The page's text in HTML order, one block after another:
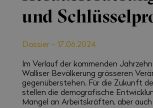
und
Dossier- 17.06.2024
Im Verlauf der kommenden
Walliser Bevölkerung grösseren
gegenüberstehen. Für die Zukunft
stellen die demografische
Mangel an Arbeitskräften, aber